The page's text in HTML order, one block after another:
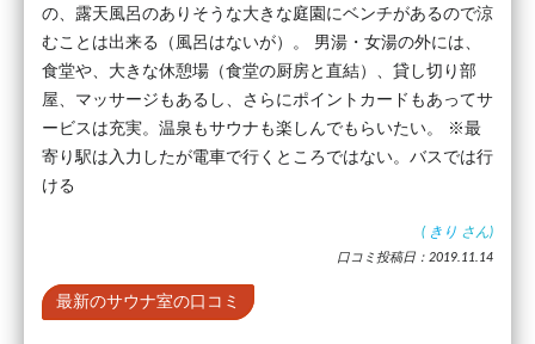
の、露天風呂のありそうな大きな庭園にベンチがあるので涼
むことは出来る（風呂はないが）。 男湯・女湯の外には、
食堂や、大きな休憩場（食堂の厨房と直結）、貸し切り部
屋、マッサージもあるし、さらにポイントカードもあってサ
ービスは充実。温泉もサウナも楽しんでもらいたい。 ※最
寄り駅は入力したが電車で行くところではない。バスでは行
ける
( きり さん)
口コミ投稿日：2019.11.14
最新のサウナ室の口コミ